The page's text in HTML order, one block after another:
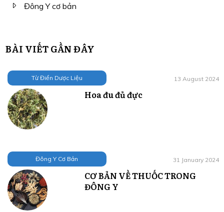
Đông Y cơ bản
BÀI VIẾT GẦN ĐÂY
Từ Điển Dược Liệu 13 August 2024
Hoa đu đủ đực
Đông Y Cơ Bản 31 January 2024
CƠ BẢN VỀ THUỐC TRONG
ĐÔNG Y